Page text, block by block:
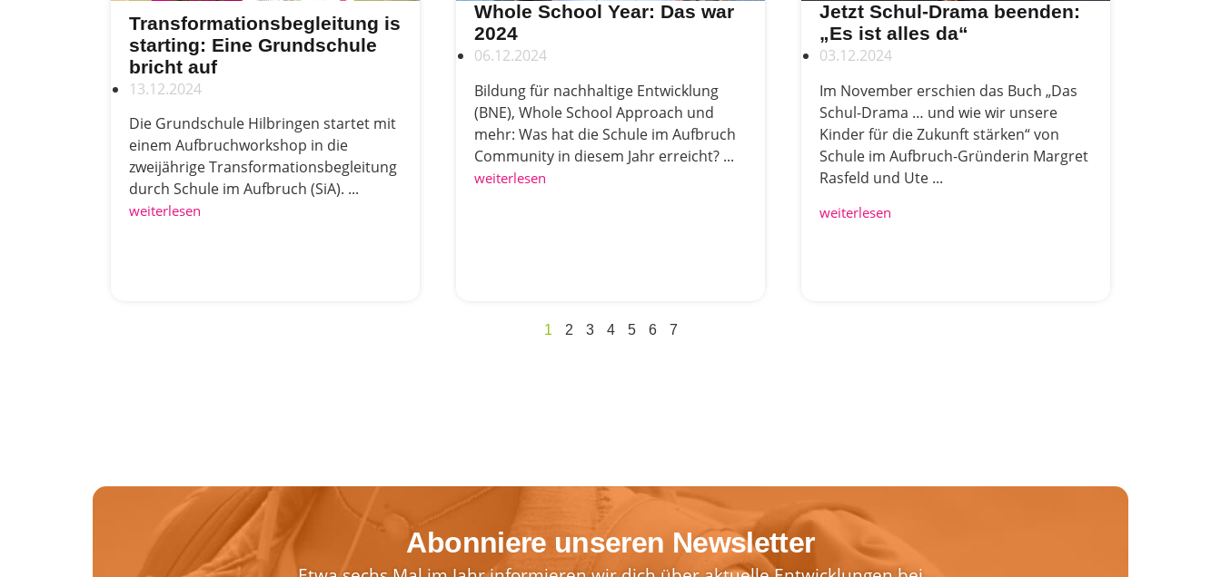
Transformationsbegleitung is
starting: Eine Grundschule
bricht auf
13.12.2024
Die Grundschule Hilbringen startet mit
einem Aufbruchworkshop in die
zweijährige Transformationsbegleitung
durch Schule im Aufbruch (SiA). ...
weiterlesen
Whole School Year: Das war
2024
06.12.2024
Bildung für nachhaltige Entwicklung
(BNE), Whole School Approach und
mehr: Was hat die Schule im Aufbruch
Community in diesem Jahr erreicht? ...
weiterlesen
Jetzt Schul-Drama beenden:
„Es ist alles da“
03.12.2024
Im November erschien das Buch „Das
Schul-Drama … und wie wir unsere
Kinder für die Zukunft stärken“ von
Schule im Aufbruch-Gründerin Margret
Rasfeld und Ute ...
weiterlesen
1 2 3 4 5 6 7
Abonniere unseren Newsletter